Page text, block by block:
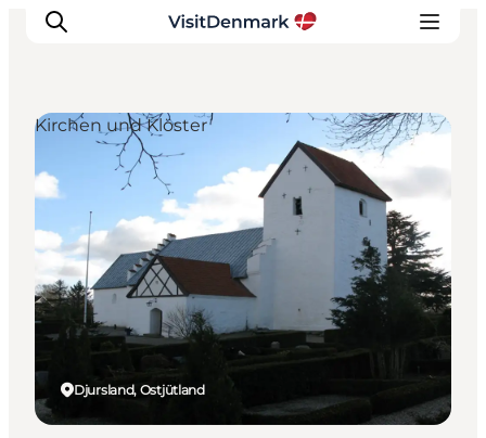
Inspiration
Regionen
Erlebnisse
Unterkünfte
Reiseplanung
Djursland, Ostjütland
Kirchen und Klöster